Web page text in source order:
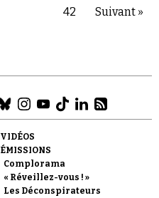
42 Suivant »
VIDÉOS
ÉMISSIONS
Complorama
« Réveillez-vous ! »
Les Déconspirateurs